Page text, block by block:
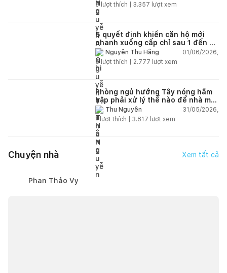
9lượt thích | 3.357 lượt xem
5 quyết định khiến căn hộ mới
nhanh xuống cấp chỉ sau 1 đến 2
nămNguyễn Thu Hằng
01/06/2026,
5lượt thích | 2.777 lượt xem
Phòng ngủ hướng Tây nóng hầm
hập phải xử lý thế nào để nhà mát
hơn?Thu Nguyễn
31/05/2026,
1lượt thích | 3.817 lượt xem
Chuyện nhà Xem tất cả
Phan Thảo Vy